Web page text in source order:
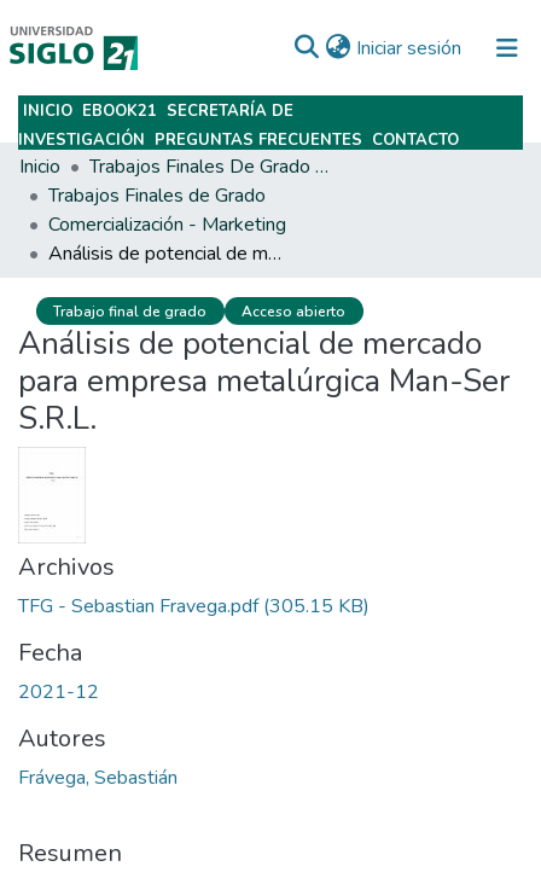
Iniciar sesión (current)
Subir
INICIO EBOOK21 SECRETARÍA DE
INVESTIGACIÓN PREGUNTAS FRECUENTES CONTACTO
Inicio
Trabajos Finales De Grado Y Posgrado
Trabajos Finales de Grado
Comercialización - Marketing
Análisis de potencial de mercado para empresa metalúrgica Man-Ser S.R.L.
Trabajo final de grado Acceso abierto
Análisis de potencial de mercado
para empresa metalúrgica Man-Ser
S.R.L.
Archivos
TFG - Sebastian Fravega.pdf(305.15 KB)
Fecha
2021-12
Autores
Frávega, Sebastián
Resumen